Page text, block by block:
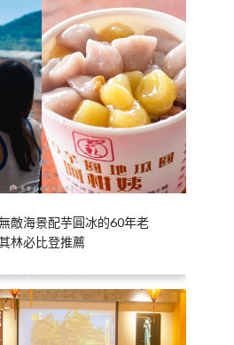
敵海景配芋圓冰的60年老
林必比登推薦